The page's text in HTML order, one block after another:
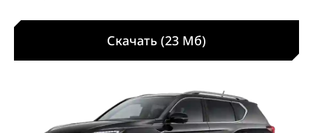
Скачать (23 Мб)